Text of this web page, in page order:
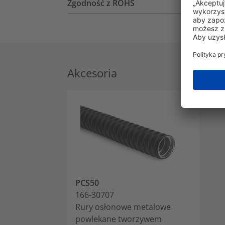
Zgodność z ROHS
Akcesoria
PCS50
166-30707
Rury osłonowe metalowe
powlekane tworzywem